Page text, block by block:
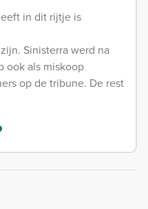
in dit rijtje is
Sinisterra werd na
ook als miskoop
op de tribune. De rest